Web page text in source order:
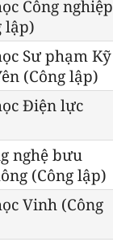
Công nghiệp
lập)
Sư phạm Kỹ
(Công lập)
Điện lực
nghệ bưu
(Công lập)
Vinh (Công